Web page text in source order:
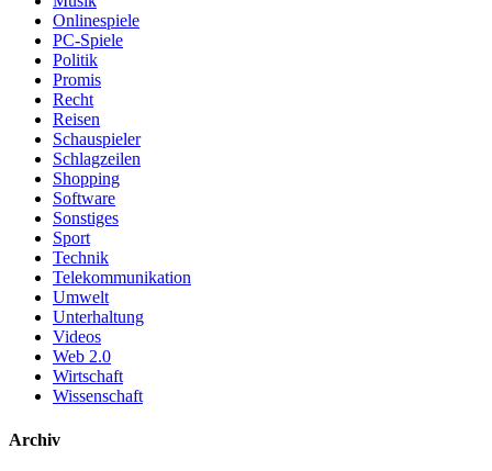
Onlinespiele
PC-Spiele
Politik
Promis
Recht
Reisen
Schauspieler
Schlagzeilen
Shopping
Software
Sonstiges
Sport
Technik
Telekommunikation
Umwelt
Unterhaltung
Videos
Web 2.0
Wirtschaft
Wissenschaft
Archiv